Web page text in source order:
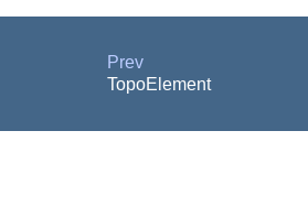
Prev
TopoElement